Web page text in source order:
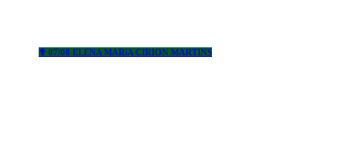
✟ 07/08 ELENA MARíA CIRION MARTINS